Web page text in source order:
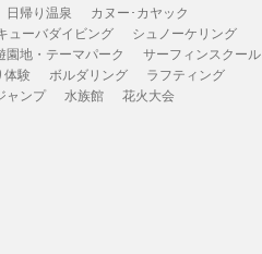
日帰り温泉
カヌー･カヤック
ューバダイビング
シュノーケリング
園地・テーマパーク
サーフィンスクール
体験 ボルダリング
ラフティング
ャンプ 水族館 花火大会